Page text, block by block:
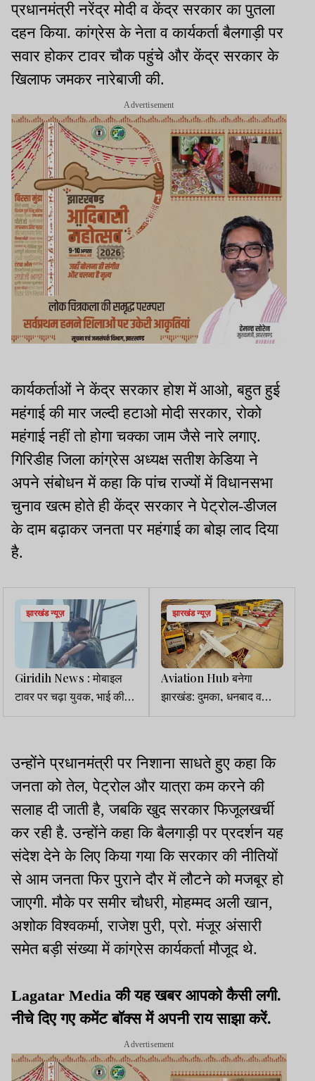
प्रधानमंत्री नरेंद्र मोदी व केंद्र सरकार का पुतला
दहन किया. कांग्रेस के नेता व कार्यकर्ता बैलगाड़ी पर
सवार होकर टावर चौक पहुंचे और केंद्र सरकार के
खिलाफ जमकर नारेबाजी की.
Advertisement
कार्यकर्ताओं ने केंद्र सरकार होश में आओ, बहुत हुई
महंगाई की मार जल्दी हटाओ मोदी सरकार, रोको
महंगाई नहीं तो होगा चक्का जाम जैसे नारे लगाए.
गिरिडीह जिला कांग्रेस अध्यक्ष सतीश केडिया ने
अपने संबोधन में कहा कि पांच राज्यों में विधानसभा
चुनाव खत्म होते ही केंद्र सरकार ने पेट्रोल-डीजल
के दाम बढ़ाकर जनता पर महंगाई का बोझ लाद दिया
है.
झारखंड न्यूज़
Giridih News : मोबाइल
टावर पर चढ़ा युवक, भाई की
साली से शादी की जिद पर आड़ा
झारखंड न्यूज़
Aviation Hub बनेगा
झारखंड: दुमका, धनबाद व
गिरिडीह में खुलेंगे एयरक्राफ्ट
उन्होंने प्रधानमंत्री पर निशाना साधते हुए कहा कि
जनता को तेल, पेट्रोल और यात्रा कम करने की
सलाह दी जाती है, जबकि खुद सरकार फिजूलखर्ची
कर रही है. उन्होंने कहा कि बैलगाड़ी पर प्रदर्शन यह
संदेश देने के लिए किया गया कि सरकार की नीतियों
से आम जनता फिर पुराने दौर में लौटने को मजबूर हो
जाएगी. मौके पर समीर चौधरी, मोहम्मद अली खान,
अशोक विश्वकर्मा, राजेश पुरी, प्रो. मंजूर अंसारी
समेत बड़ी संख्या में कांग्रेस कार्यकर्ता मौजूद थे.
Lagatar Media की यह खबर आपको कैसी लगी.
नीचे दिए गए कमेंट बॉक्स में अपनी राय साझा करें.
Advertisement